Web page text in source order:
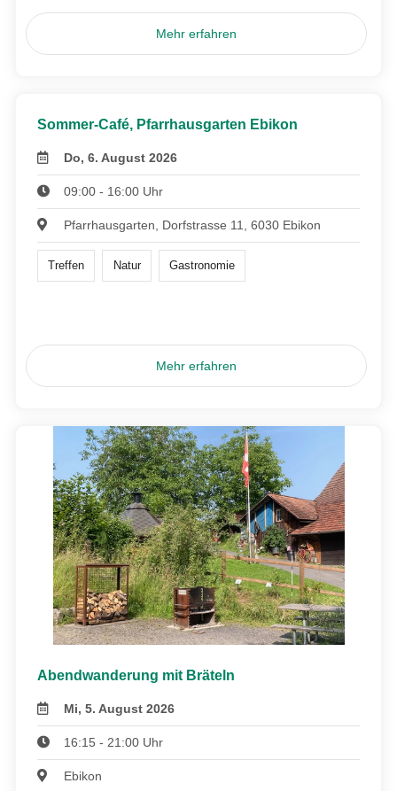
Mehr erfahren
Sommer-Café, Pfarrhausgarten Ebikon
Do, 6. August 2026
09:00 - 16:00 Uhr
Pfarrhausgarten, Dorfstrasse 11, 6030 Ebikon
Treffen Natur Gastronomie
Mehr erfahren
Abendwanderung mit Bräteln
Mi, 5. August 2026
16:15 - 21:00 Uhr
Ebikon